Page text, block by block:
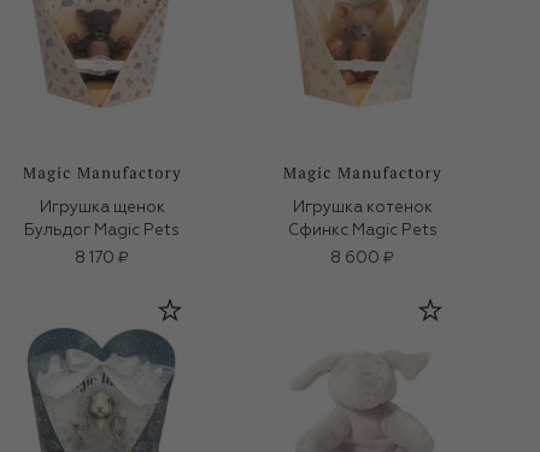
Игрушка щенок
Бульдог Magic Pets
8 170 ₽
Игрушка котенок
Сфинкс Magic Pets
8 600 ₽